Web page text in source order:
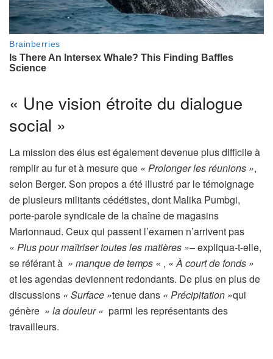
« Une vision étroite du dialogue
social »
La mission des élus est également devenue plus difficile à
remplir au fur et à mesure que « Prolonger les réunions »,
selon Berger. Son propos a été illustré par le témoignage
de plusieurs militants cédétistes, dont Malika Pumbgi,
porte-parole syndicale de la chaîne de magasins
Marionnaud. Ceux qui passent l’examen n’arrivent pas
« Plus pour maîtriser toutes les matières »– expliqua-t-elle,
se référant à » manque de temps « , « À court de fonds »
et les agendas deviennent redondants. De plus en plus de
discussions « Surface »tenue dans « Précipitation »qui
génère » la douleur « parmi les représentants des
travailleurs.